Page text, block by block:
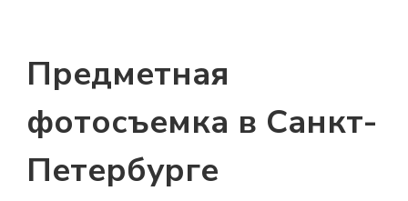
Предметная
фотосъемка в Санкт-
Петербурге